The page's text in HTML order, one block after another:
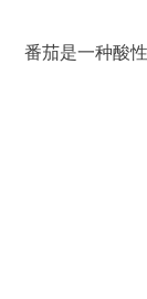
番茄是一种酸